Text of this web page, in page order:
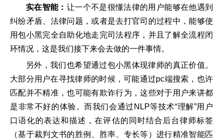
实在智能： 让一个不是很懂法律的用户能够在他遇到
纠纷矛盾、法律问题，或者是去打官司的过程中，能够使
用包小黑完全自助化地走完司法程序，并且了解全流程闭
环情况，这是我们接下来会去做的一件事情。
另外，我们也希望通过包小黑体现律师的真正价值。
大部分用户在寻找律师的时候，可能通过pc端搜索，也许
匹配并不精准，也可能有欺诈行为，这些对于用户来讲都
是非常不好的体验。而我们会通过NLP等技术“理解”用户
口语化的表达和描述，在评估的同时结合后台律师标签
（基于裁判文书的胜例、胜率、专长等）进行精准智能匹